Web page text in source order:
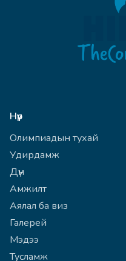
Нүүр
Олимпиадын тухай
Удирдамж
Дүн
Амжилт
Аялал ба виз
Галерей
Мэдээ
Тусламж